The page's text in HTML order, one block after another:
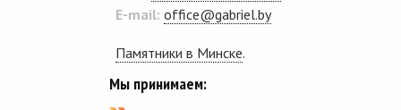
E-mail: office@gabriel.by
Памятники в Минске.
Мы принимаем: